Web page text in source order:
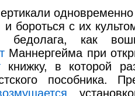
и бороться с их
бедолага, как
Маннергейма при
книжку, в которой
пособника.